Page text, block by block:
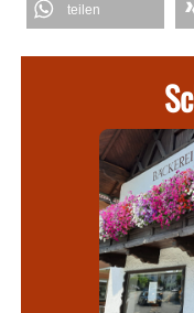
teilen